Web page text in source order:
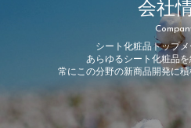
会社
シート化粧品トップメ
あらゆるシート化粧品
常にこの分野の新商品開発に